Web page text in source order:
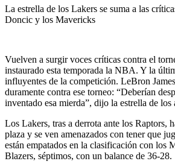
La estrella de los Lakers se suma a las
Doncic y los Mavericks
Vuelven a surgir voces críticas contra el
instaurado esta temporada la NBA. Y la
influyentes de la competición. LeBron
duramente contra ese torneo: “Deberían
inventado esa mierda”, dijo la estrella de los
Los Lakers, tras a derrota ante los Raptors,
plaza y se ven amenazados con tener que
están empatados en la clasificación con los
Blazers, séptimos, con un balance de 36-28.